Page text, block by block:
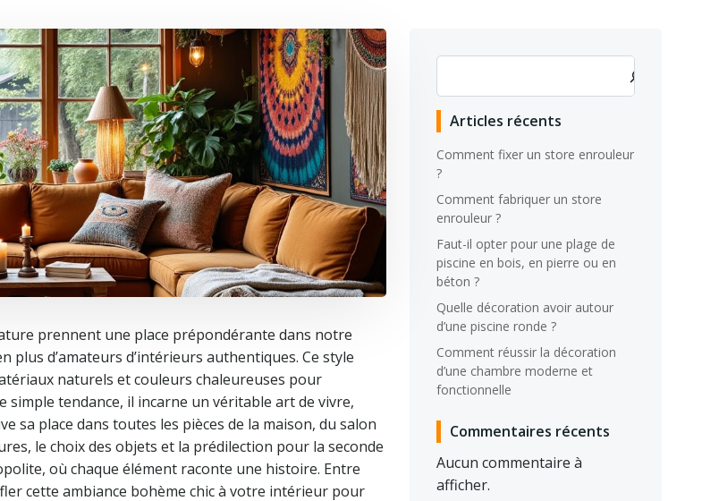
prennent une place prépondérante dans notre
plus d’amateurs d’intérieurs authentiques. Ce style
naturels et couleurs chaleureuses pour
simple tendance, il incarne un véritable art de vivre,
sa place dans toutes les pièces de la maison, du salon
le choix des objets et la prédilection pour la seconde
où chaque élément raconte une histoire. Entre
cette ambiance bohème chic à votre intérieur pour
Articles récents
Comment fixer un store enrouleur
?
Comment fabriquer un store
enrouleur ?
Faut-il opter pour une plage de
piscine en bois, en pierre ou en
béton ?
Quelle décoration avoir autour
d’une piscine ronde ?
Comment réussir la décoration
d’une chambre moderne et
fonctionnelle
Commentaires récents
Aucun commentaire à
afficher.